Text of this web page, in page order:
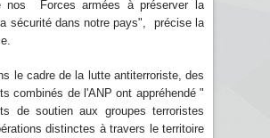
nos Forces armées à préserver la
sécurité dans notre pays", précise la
le cadre de la lutte antiterroriste, des
combinés de l'ANP ont appréhendé "
de soutien aux groupes terroristes
distinctes à travers le territoire